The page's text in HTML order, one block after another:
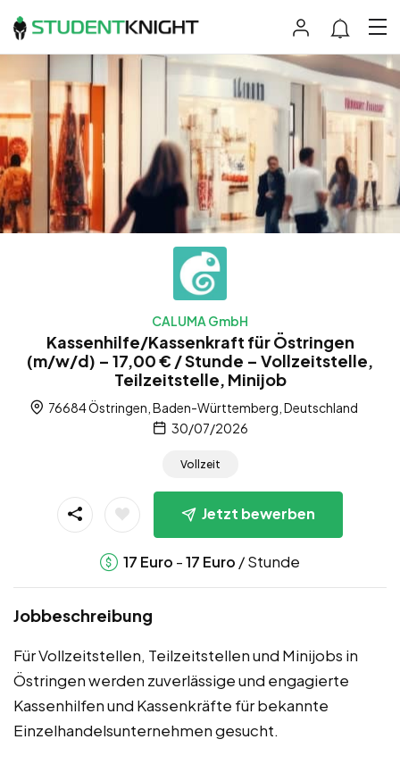
CALUMA GmbH
Kassenhilfe/Kassenkraft für Östringen
(m/w/d) – 17,00 € / Stunde – Vollzeitstelle,
Teilzeitstelle, Minijob
76684 Östringen, Baden-Württemberg, Deutschland
30/07/2026
Vollzeit
Jetzt bewerben
17 Euro -17 Euro / Stunde
Jobbeschreibung
Für Vollzeitstellen, Teilzeitstellen und Minijobs in
Östringen werden zuverlässige und engagierte
Kassenhilfen und Kassenkräfte für bekannte
Einzelhandelsunternehmen gesucht.